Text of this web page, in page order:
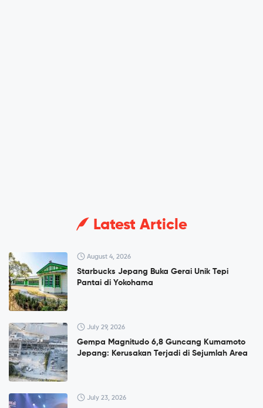
Latest Article
August 4, 2026
Starbucks Jepang Buka Gerai Unik Tepi
Pantai di Yokohama
July 29, 2026
Gempa Magnitudo 6,8 Guncang Kumamoto
Jepang: Kerusakan Terjadi di Sejumlah Area
July 23, 2026